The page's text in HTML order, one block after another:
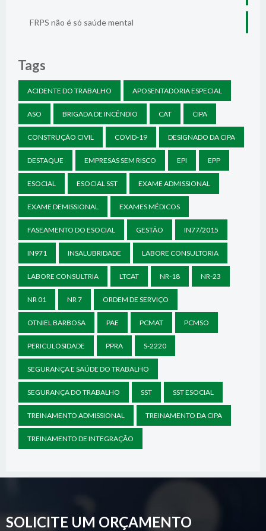
FRPS não é só saúde mental
Tags
ACIDENTE DO TRABALHO APOSENTADORIA ESPECIAL
ASO BRIGADA DE INCÊNDIO CAT CIPA
CONSTRUÇÃO CIVIL COVID-19 DESIGNADO DA CIPA
DESTAQUE EMPRESAS SEM RISCO EPI EPP
ESOCIAL ESOCIAL SST EXAME ADMISSIONAL
EXAME DEMISSIONAL EXAMES MÉDICOS
FASEAMENTO DO ESOCIAL GESTÃO IN77/2015
IN971 INSALUBRIDADE LABORE CONSULTORIA
LABORE CONSULTRIA LTCAT NR-18 NR-23
NR 01 NR 7 ORDEM DE SERVIÇO
OTNIEL BARBOSA PAE PCMAT PCMSO
PERICULOSIDADE PPRA S-2220
SEGURANÇA E SAÚDE DO TRABALHO
SEGURANÇA DO TRABALHO SST SST ESOCIAL
TREINAMENTO ADMISSIONAL TREINAMENTO DA CIPA
TREINAMENTO DE INTEGRAÇÃO
SOLICITE UM ORÇAMENTO